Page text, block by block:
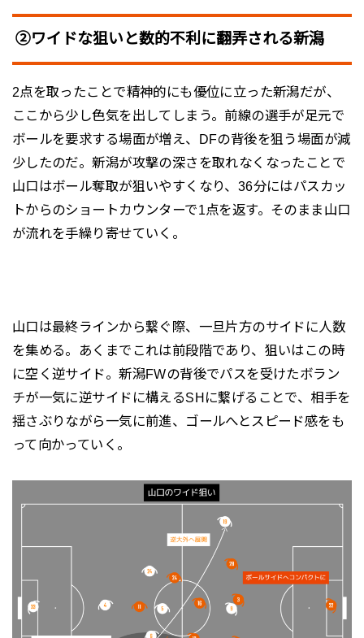
②ワイドな狙いと数的不利に翻弄される新潟
2点を取ったことで精神的にも優位に立った新潟だが、
ここから少し色気を出してしまう。前線の選手が足元で
ボールを要求する場面が増え、DFの背後を狙う場面が減
少したのだ。新潟が攻撃の深さを取れなくなったことで
山口はボール奪取が狙いやすくなり、36分にはパスカッ
トからのショートカウンターで1点を返す。そのまま山口
が流れを手繰り寄せていく。
山口は最終ラインから繋ぐ際、一旦片方のサイドに人数
を集める。あくまでこれは前段階であり、狙いはこの時
に空く逆サイド。新潟FWの背後でパスを受けたボラン
チが一気に逆サイドに構えるSHに繋げることで、相手を
揺さぶりながら一気に前進、ゴールへとスピード感をも
って向かっていく。